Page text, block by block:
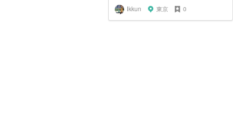
Ikkun 東京 0